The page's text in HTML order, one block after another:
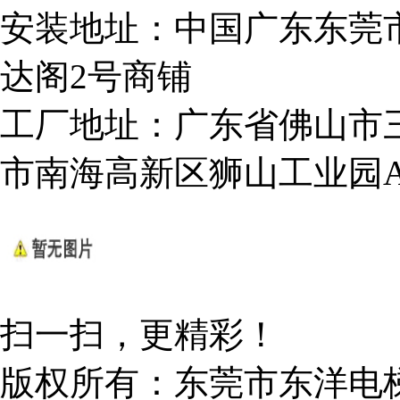
安装地址：中国广东东莞
达阁2号商铺
工厂地址：广东省佛山市
市南海高新区狮山工业园
扫一扫，更精彩！
版权所有： 东莞市东洋电